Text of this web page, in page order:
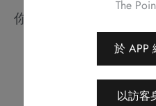
你可能會喜歡
The
於 APP
以訪客